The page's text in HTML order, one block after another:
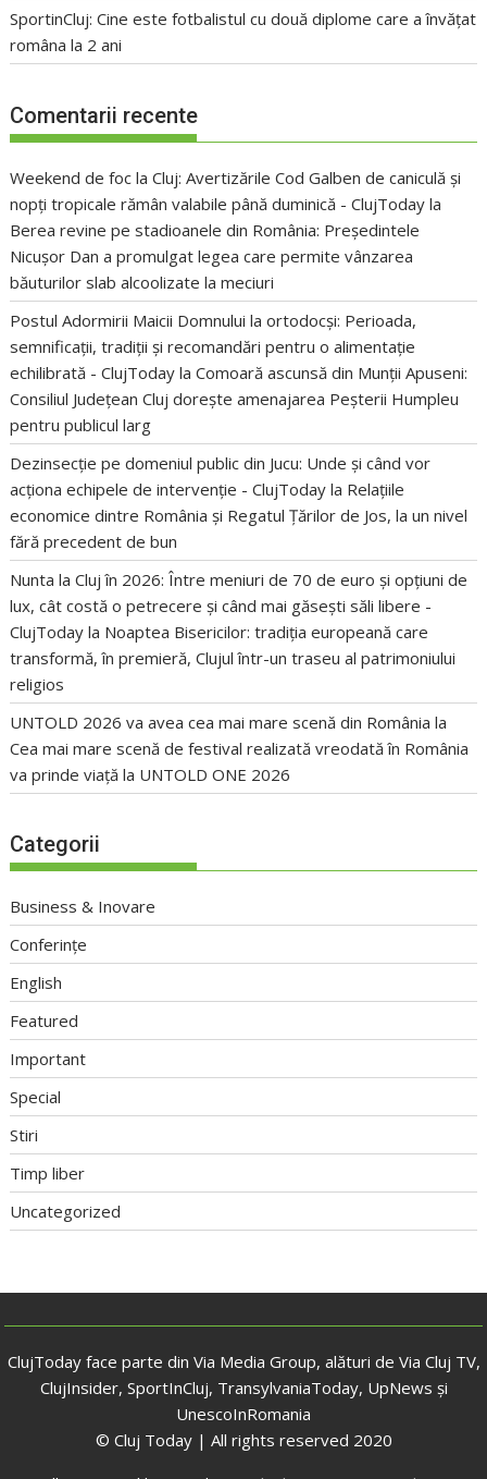
SportinCluj: Cine este fotbalistul cu două diplome care a învățat
româna la 2 ani
Comentarii recente
Weekend de foc la Cluj: Avertizările Cod Galben de caniculă și
nopți tropicale rămân valabile până duminică - ClujToday la
Berea revine pe stadioanele din România: Președintele
Nicușor Dan a promulgat legea care permite vânzarea
băuturilor slab alcoolizate la meciuri
Postul Adormirii Maicii Domnului la ortodocși: Perioada,
semnificații, tradiții și recomandări pentru o alimentație
echilibrată - ClujToday laComoară ascunsă din Munții Apuseni:
Consiliul Județean Cluj dorește amenajarea Peșterii Humpleu
pentru publicul larg
Dezinsecție pe domeniul public din Jucu: Unde și când vor
acționa echipele de intervenție - ClujToday la Relațiile
economice dintre România și Regatul Țărilor de Jos, la un nivel
fără precedent de bun
Nunta la Cluj în 2026: Între meniuri de 70 de euro și opțiuni de
lux, cât costă o petrecere și când mai găsești săli libere -
ClujToday la Noaptea Bisericilor: tradiția europeană care
transformă, în premieră, Clujul într-un traseu al patrimoniului
religios
UNTOLD 2026 va avea cea mai mare scenă din România la
Cea mai mare scenă de festival realizată vreodată în România
va prinde viață la UNTOLD ONE 2026
Categorii
Business & Inovare
Conferințe
English
Featured
Important
Special
Stiri
Timp liber
Uncategorized
ClujToday face parte din Via Media Group, alături de Via Cluj TV,
ClujInsider, SportInCluj, TransylvaniaToday, UpNews și
UnescoInRomania
© Cluj Today | All rights reserved 2020